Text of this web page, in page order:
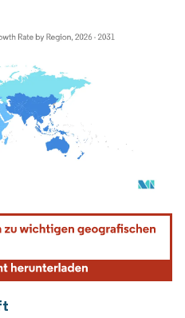
erfordert Namensnennung gemäß